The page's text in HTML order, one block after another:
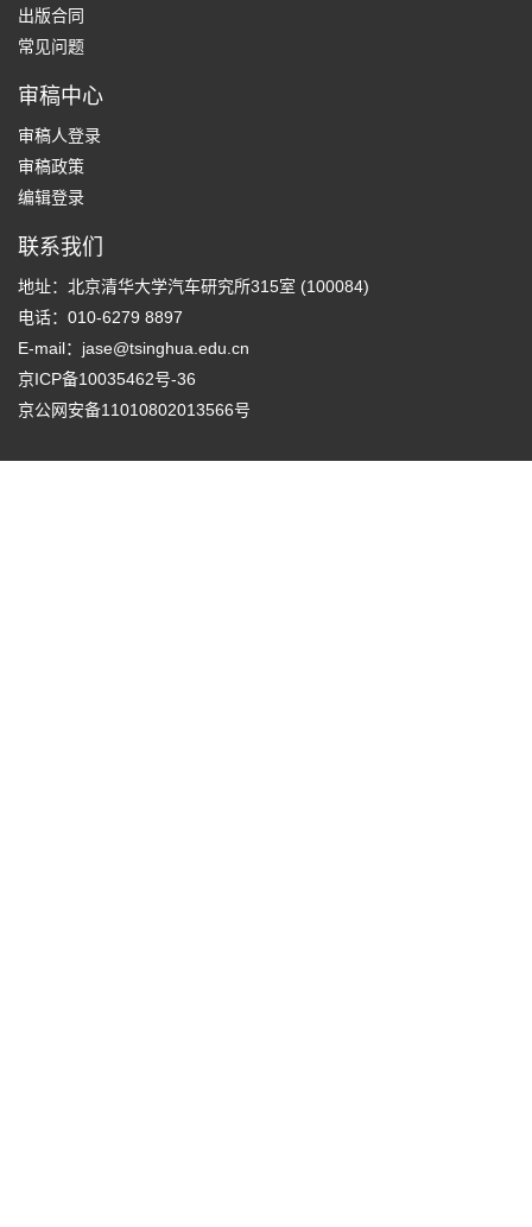
出版合同
常见问题
审稿中心
审稿人登录
审稿政策
编辑登录
联系我们
地址：北京清华大学汽车研究所315室 (100084)
电话：010-6279 8897
E-mail： jase@tsinghua.edu.cn
京ICP备10035462号-36
京公网安备11010802013566号